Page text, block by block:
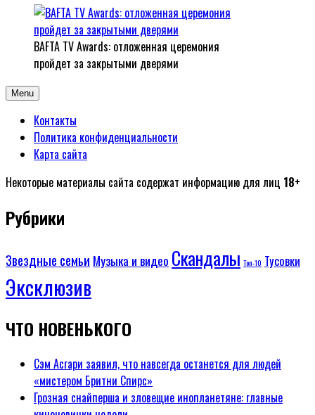
BAFTA TV Awards: отложенная церемония
пройдет за закрытыми дверями
Menu
Контакты
Политика конфиденциальности
Карта сайта
Некоторые материалы сайта содержат информацию для лиц 18+
Рубрики
Звездные семьи Музыка и видео Скандалы Топ-10 Тусовки
Эксклюзив
ЧТО НОВЕНЬКОГО
Сэм Асгари заявил, что навсегда останется для людей
«мистером Бритни Спирс»
Грозная снайперша и зловещие инопланетяне: главные